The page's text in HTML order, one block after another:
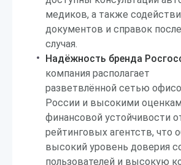
медиков, а также
документов и справок
случая.
Надёжность бренда
компания располагает
разветвлённой сетью
России и высокими
финансовой устойчивости
рейтинговых агентств, что
высокий уровень доверия
пользователей и высокую